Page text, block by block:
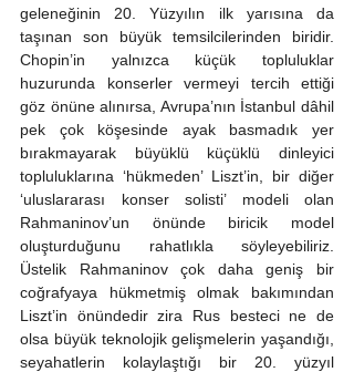
geleneğinin 20. Yüzyılın ilk yarısına da
taşınan son büyük temsilcilerinden biridir.
Chopin’in yalnızca küçük topluluklar
huzurunda konserler vermeyi tercih ettiği
göz önüne alınırsa, Avrupa’nın İstanbul dâhil
pek çok köşesinde ayak basmadık yer
bırakmayarak büyüklü küçüklü dinleyici
topluluklarına ‘hükmeden’ Liszt’in, bir diğer
‘uluslararası konser solisti’ modeli olan
Rahmaninov’un önünde biricik model
oluşturduğunu rahatlıkla söyleyebiliriz.
Üstelik Rahmaninov çok daha geniş bir
coğrafyaya hükmetmiş olmak bakımından
Liszt’in önündedir zira Rus besteci ne de
olsa büyük teknolojik gelişmelerin yaşandığı,
seyahatlerin kolaylaştığı bir 20. yüzyıl